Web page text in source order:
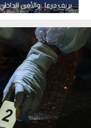
بريف درعا.. والأمن
الجناة